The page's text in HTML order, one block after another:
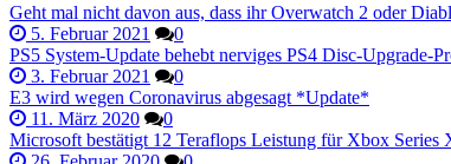
Geht mal nicht davon aus, dass ihr Overwatch 2 oder
5. Februar 2021
0
PS5 System-Update behebt nerviges PS4 Disc-Upgrade-
3. Februar 2021
0
E3 wird wegen Coronavirus abgesagt *Update*
11. März 2020
0
Microsoft bestätigt 12 Teraflops Leistung für Xbox Series